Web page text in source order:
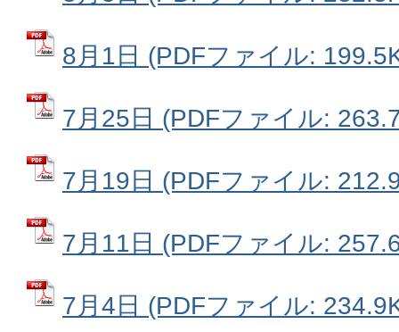
8月1日 (PDFファイル:
7月25日 (PDFファイル:
7月19日 (PDFファイル:
7月11日 (PDFファイル:
7月4日 (PDFファイル: